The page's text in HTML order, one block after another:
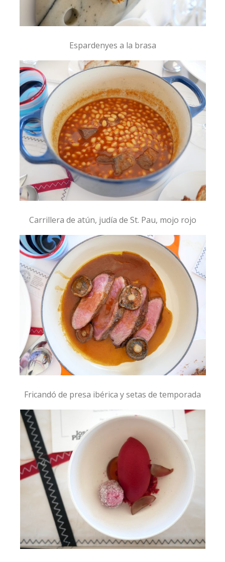
Espardenyes a la brasa
Carrillera de atún, judía de St. Pau, mojo rojo
Fricandó de presa ibérica y setas de temporada